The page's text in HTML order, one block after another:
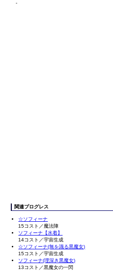
-
関連プログレス
☆ソフィーナ
15コスト／魔法陣
ソフィーナ【水着】
14コスト／宇宙生成
☆ソフィーナ(無を識る黒魔女)
15コスト／宇宙生成
ソフィーナ(理深き黒魔女)
13コスト／黒魔女の一閃